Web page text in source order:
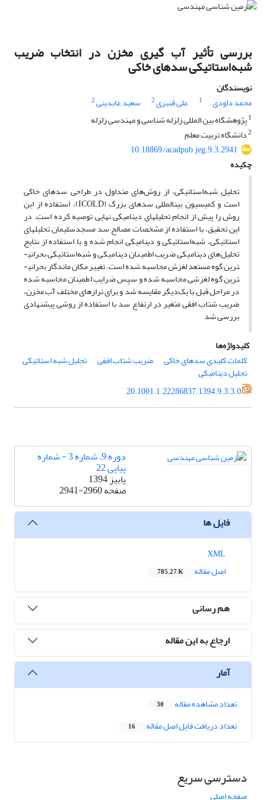
بررسی تأثیر آب گیری مخزن در انتخاب ضریب
شبه‌استاتیکی سدهای خاکی
نویسندگان
محمد داودی
1 علی قنبری2 سعید عابدینی2
1پژوهشگاه بین المللی زلزله شناسی و مهندسی زلزله
2دانشگاه تربیت معلم
10.18869/acadpub.jeg.9.3.2941
چکیده
تحلیل شبه‌استاتیکی، از روش‌های متداول در طراحی سدهای خاکی
است و کمیسیون بین­المللی سدهای بزرگ (ICOLD)، استفاده از این
روش را پیش از انجام تحلیل­های دینامیکی نهایی توصیه کرده است. در
این تحقیق، با استفاده از مشخصات مصالح سد مسجد‌سلیمان تحلیل­های
استاتیکی، شبه‌استاتیکی و دینامیکی انجام شده و با استفاده از نتایج
تحلیل‌های دینامیکی ضریب اطمینان دینامیکی و شبه‌استاتیکی بحرانی­
ترین گوه مستعد لغزش محاسبه شده است. تغییر مکان ماندگار بحرانی­
ترین گوه لغزشی محاسبه شده و سپس ضرایب اطمینان محاسبه شده
در مراحل قبل با یک‌دیگر مقایسه شد و برای تراز­های مختلف آب مخزن،
ضریب شتاب افقی متغیر در ارتفاع سد با استفاده از روشی پیشنهادی
بررسی شد
کلیدواژه‌ها
کلمات کلیدی سدهای خاکی
ضریب شتاب افقی تحلیل شبه استاتیکی
تحلیل دینامیکی
20.1001.1.22286837.1394.9.3.3.0
دوره 9، شماره 3 - شماره
پیاپی 22
پاییز 1394
صفحه2941-2960
فایل ها
اصل مقاله
785.27 K
هم رسانی
ارجاع به این مقاله
آمار
تعداد مشاهده مقاله 30
تعداد دریافت فایل اصل مقاله 16
دسترسی سریع
صفحه اصلی